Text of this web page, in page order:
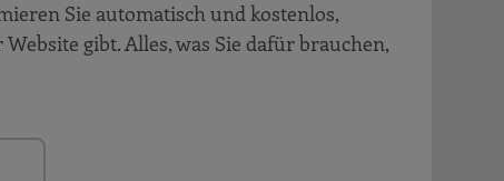
Sie automatisch und kostenlos,
gibt. Alles, was Sie dafür brauchen,